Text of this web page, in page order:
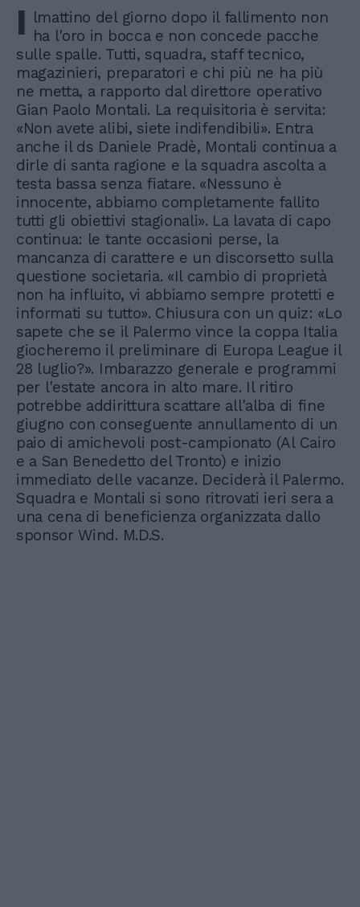
I lmattino del giorno dopo il fallimento non
ha l'oro in bocca e non concede pacche
sulle spalle. Tutti, squadra, staff tecnico,
magazinieri, preparatori e chi più ne ha più
ne metta, a rapporto dal direttore operativo
Gian Paolo Montali. La requisitoria è servita:
«Non avete alibi, siete indifendibili». Entra
anche il ds Daniele Pradè, Montali continua a
dirle di santa ragione e la squadra ascolta a
testa bassa senza fiatare. «Nessuno è
innocente, abbiamo completamente fallito
tutti gli obiettivi stagionali». La lavata di capo
continua: le tante occasioni perse, la
mancanza di carattere e un discorsetto sulla
questione societaria. «Il cambio di proprietà
non ha influito, vi abbiamo sempre protetti e
informati su tutto». Chiusura con un quiz: «Lo
sapete che se il Palermo vince la coppa Italia
giocheremo il preliminare di Europa League il
28 luglio?». Imbarazzo generale e programmi
per l'estate ancora in alto mare. Il ritiro
potrebbe addirittura scattare all'alba di fine
giugno con conseguente annullamento di un
paio di amichevoli post-campionato (Al Cairo
e a San Benedetto del Tronto) e inizio
immediato delle vacanze. Deciderà il Palermo.
Squadra e Montali si sono ritrovati ieri sera a
una cena di beneficienza organizzata dallo
sponsor Wind. M.D.S.